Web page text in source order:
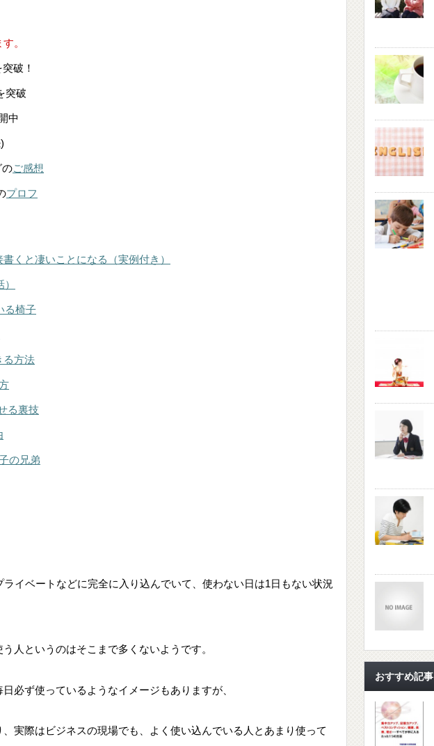
。
破！
突破
中
のご感想
プロフ
くと凄いことになる（実例付き）
る椅子
る方法
る裏技
の兄弟
イベートなどに完全に入り込んでいて、使わない日は1日もない状況
人というのはそこまで多くないようです。
必ず使っているようなイメージもありますが、
実際はビジネスの現場でも、よく使い込んでいる人とあまり使って
おすすめ記事